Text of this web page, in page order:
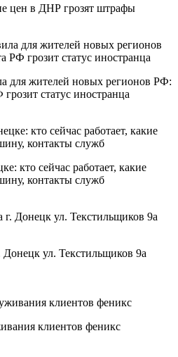
цен в ДНР грозят штрафы
для жителей новых регионов РФ:
статус иностранца
кто сейчас работает, какие
контакты служб
ул. Текстильщиков 9а
клиентов феникс